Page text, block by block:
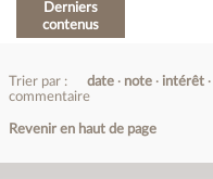
Derniers
contenus
Trier par : date note intérêt
commentaire
Revenir en haut de page